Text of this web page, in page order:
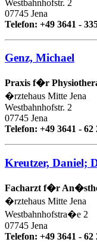
Westbahnhofstr. 2
07745 Jena
Telefon: +49 3641 -
Genz, Michael
Praxis f�r
�rztehaus Mitte Jena
Westbahnhofstr. 2
07745 Jena
Telefon: +49 3641 - 62
Kreutzer, Daniel;
Facharzt f�r
�rztehaus Mitte Jena
Westbahnhofstra�e 2
07745 Jena
Telefon: +49 3641 - 62